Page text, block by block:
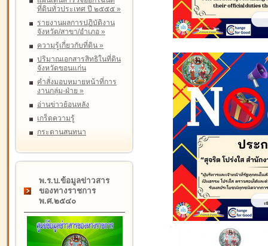
ที่ดินทั่วประเทศ ปี ๒๕๕๕ »
รายงานผลการปฏิบัติงาน
จังหวัด/สาขา/อำเภอ »
ความรู้เกี่ยวกับที่ดิน »
ปริมาณเอกสารสิทธิในที่ดิน
จังหวัดขอนแก่น
คำสั่งมอบหมายหน้าที่การ
งานกลุ่ม-ฝ่าย »
อ่านข่าวย้อนหลัง
เกร็ดความรู้
กระดานสนทนา
พ.ร.บ.ข้อมูลข่าวสาร
ของทางราชการ
พ.ศ.๒๕๔๐